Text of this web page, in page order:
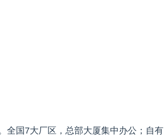
全国7大厂区，总部大厦集中办公；自有